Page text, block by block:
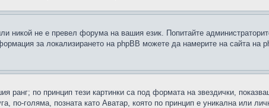
никой не е превел форума на вашия език. Попитайте
за локализирането на phpBB можете да намерите на сайта на
ранг; по принцип тези картинки са под формата на звездички,
голяма, позната като Аватар, която по принцип е уникална или